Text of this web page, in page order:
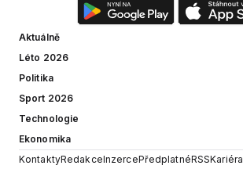
Aktuálně
Léto 2026
Politika
Sport 2026
Technologie
Ekonomika
KontaktyRedakceInzercePředplatnéRSSKariéra